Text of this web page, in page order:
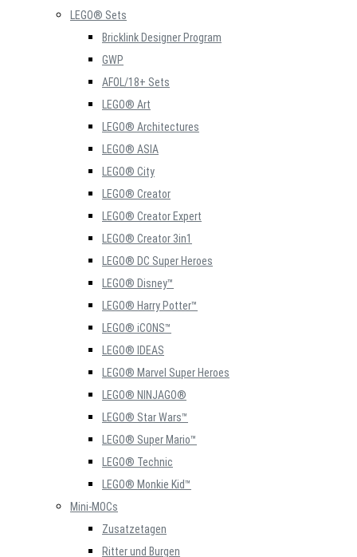
LEGO® Sets
Bricklink Designer Program
GWP
AFOL/18+ Sets
LEGO® Art
LEGO® Architectures
LEGO® ASIA
LEGO® City
LEGO® Creator
LEGO® Creator Expert
LEGO® Creator 3in1
LEGO® DC Super Heroes
LEGO® Disney™
LEGO® Harry Potter™
LEGO® iCONS™
LEGO® IDEAS
LEGO® Marvel Super Heroes
LEGO® NINJAGO®
LEGO® Star Wars™
LEGO® Super Mario™
LEGO® Technic
LEGO® Monkie Kid™
Mini-MOCs
Zusatzetagen
Ritter und Burgen